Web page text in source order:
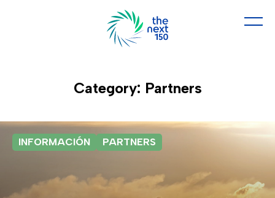
Category: Partners
INFORMACIÓN PARTNERS